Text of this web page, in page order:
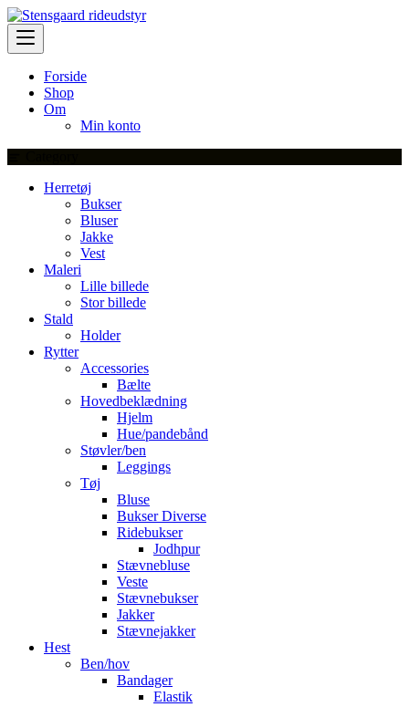
Skip
to
content
Forside
Shop
Om
Min konto
Herretøj
Bukser
Bluser
Jakke
Vest
Maleri
Lille billede
Stor billede
Stald
Holder
Rytter
Accessories
Bælte
Hovedbeklædning
Hjelm
Hue/pandebånd
Støvler/ben
Leggings
Tøj
Bluse
Bukser Diverse
Ridebukser
Jodhpur
Stævnebluse
Veste
Stævnebukser
Jakker
Stævnejakker
Hest
Ben/hov
Bandager
Elastik